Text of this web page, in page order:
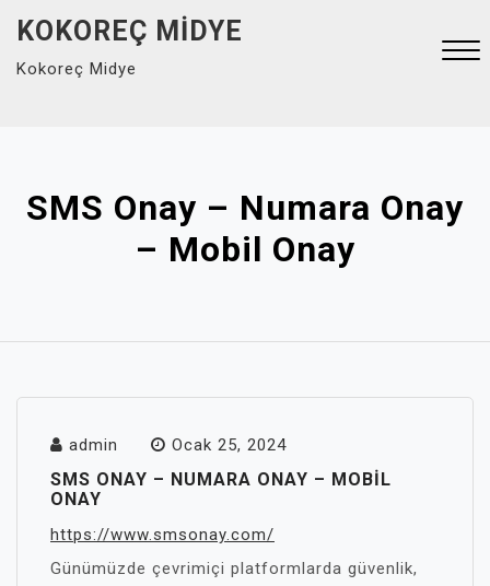
content
KOKOREÇ MIDYE
Kokoreç Midye
SMS Onay – Numara Onay
– Mobil Onay
admin Ocak 25, 2024
SMS ONAY – NUMARA ONAY – MOBIL
ONAY
https://www.smsonay.com/
Günümüzde çevrimiçi platformlarda güvenlik,